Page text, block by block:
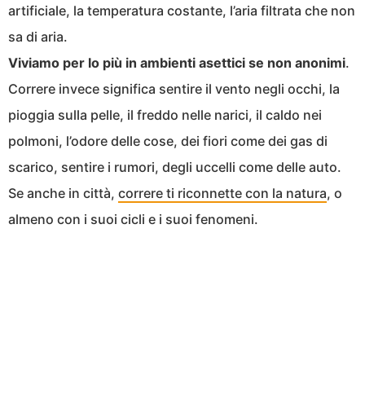
artificiale, la temperatura costante, l’aria filtrata che non
sa di aria.
Viviamo per lo più in ambienti asettici se non anonimi.
Correre invece significa sentire il vento negli occhi, la
pioggia sulla pelle, il freddo nelle narici, il caldo nei
polmoni, l’odore delle cose, dei fiori come dei gas di
scarico, sentire i rumori, degli uccelli come delle auto.
Se anche in città, correre ti riconnette con la natura, o
almeno con i suoi cicli e i suoi fenomeni.